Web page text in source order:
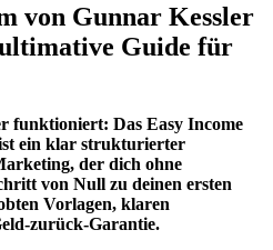
von Gunnar Kessler
Guide für
funktioniert: Das Easy Income
ein klar strukturierter
der dich ohne
von Null zu deinen ersten
Vorlagen, klaren
zurück-Garantie.